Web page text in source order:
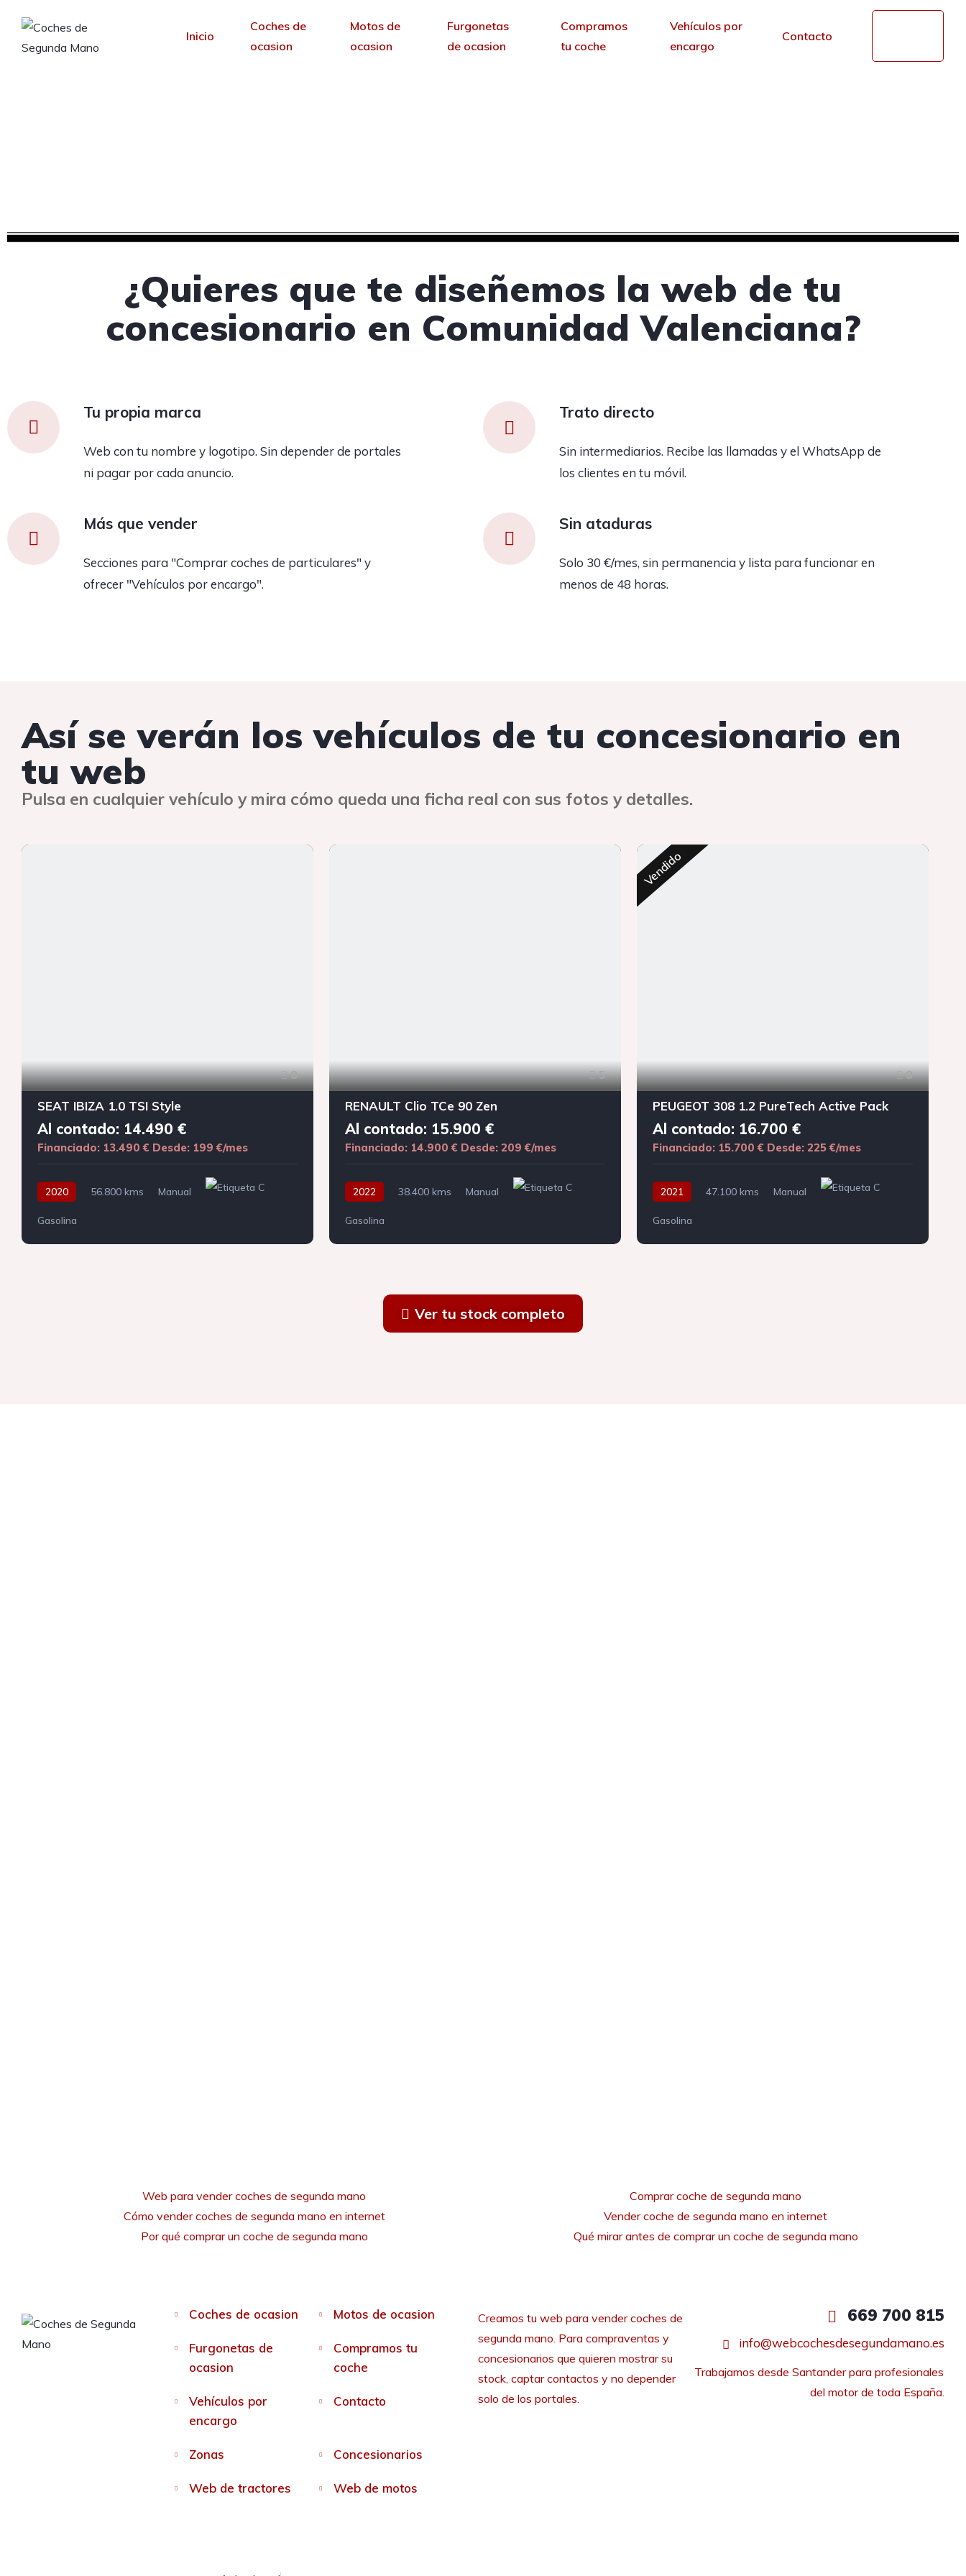
Inicio
Coches de
ocasion
Motos de
ocasion
Furgonetas
de ocasion
Compramos
tu coche
Vehículos por
encargo
Contacto
¿Quieres que te diseñemos la web de tu
concesionario en Comunidad Valenciana?
Tu propia marca
Web con tu nombre y logotipo. Sin depender de portales
ni pagar por cada anuncio.
Trato directo
Sin intermediarios. Recibe las llamadas y el WhatsApp de
los clientes en tu móvil.
Más que vender
Secciones para "Comprar coches de particulares" y
ofrecer "Vehículos por encargo".
Sin ataduras
Solo 30 €/mes, sin permanencia y lista para funcionar en
menos de 48 horas.
Así se verán los vehículos de tu concesionario en
tu web
Pulsa en cualquier vehículo y mira cómo queda una ficha real con sus fotos y detalles.
8
SEAT IBIZA 1.0 TSI Style
Al contado: 14.490 €
Financiado: 13.490 € Desde: 199 €/mes
2020 56.800 kms Manual
Gasolina
5
RENAULT Clio TCe 90 Zen
Al contado: 15.900 €
Financiado: 14.900 € Desde: 209 €/mes
2022 38.400 kms Manual
Gasolina
Vendido
8
PEUGEOT 308 1.2 PureTech Active Pack
Al contado: 16.700 €
Financiado: 15.700 € Desde: 225 €/mes
2021 47.100 kms Manual
Gasolina
Ver tu stock completo
Web para vender coches de segunda mano
Cómo vender coches de segunda mano en internet
Por qué comprar un coche de segunda mano
Comprar coche de segunda mano
Vender coche de segunda mano en internet
Qué mirar antes de comprar un coche de segunda mano
Coches de ocasion Motos de ocasion
Furgonetas de
ocasion
Compramos tu
coche
Vehículos por
encargo
Contacto
Zonas Concesionarios
Web de tractores Web de motos
Creamos tu web para vender coches de
segunda mano. Para compraventas y
concesionarios que quieren mostrar su
stock, captar contactos y no depender
solo de los portales.
669 700 815
info@webcochesdesegundamano.es
Trabajamos desde Santander para profesionales
del motor de toda España.